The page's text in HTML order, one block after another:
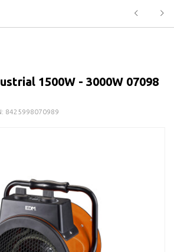
1500W - 3000W 07098
8425998070989